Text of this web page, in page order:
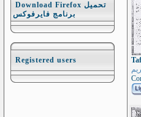
Download Firefox تحميل
برنامج فايرفوكس
Registered users